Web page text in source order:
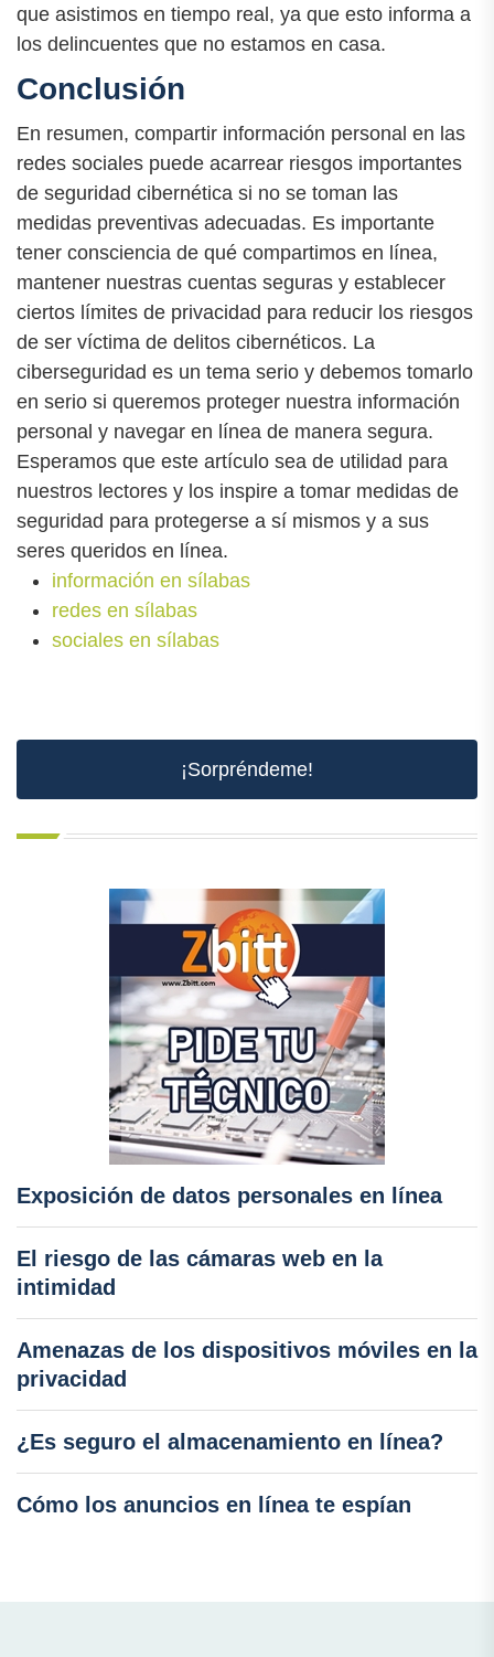
que asistimos en tiempo real, ya que esto informa a
los delincuentes que no estamos en casa.
Conclusión
En resumen, compartir información personal en las
redes sociales puede acarrear riesgos importantes
de seguridad cibernética si no se toman las
medidas preventivas adecuadas. Es importante
tener consciencia de qué compartimos en línea,
mantener nuestras cuentas seguras y establecer
ciertos límites de privacidad para reducir los riesgos
de ser víctima de delitos cibernéticos. La
ciberseguridad es un tema serio y debemos tomarlo
en serio si queremos proteger nuestra información
personal y navegar en línea de manera segura.
Esperamos que este artículo sea de utilidad para
nuestros lectores y los inspire a tomar medidas de
seguridad para protegerse a sí mismos y a sus
seres queridos en línea.
información en sílabas
redes en sílabas
sociales en sílabas
¡Sorpréndeme!
Exposición de datos personales en línea
El riesgo de las cámaras web en la
intimidad
Amenazas de los dispositivos móviles en la
privacidad
¿Es seguro el almacenamiento en línea?
Cómo los anuncios en línea te espían